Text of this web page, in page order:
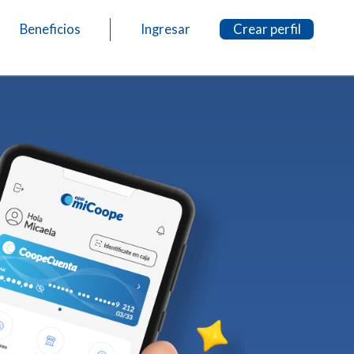
Beneficios Ingresar Crear perfil